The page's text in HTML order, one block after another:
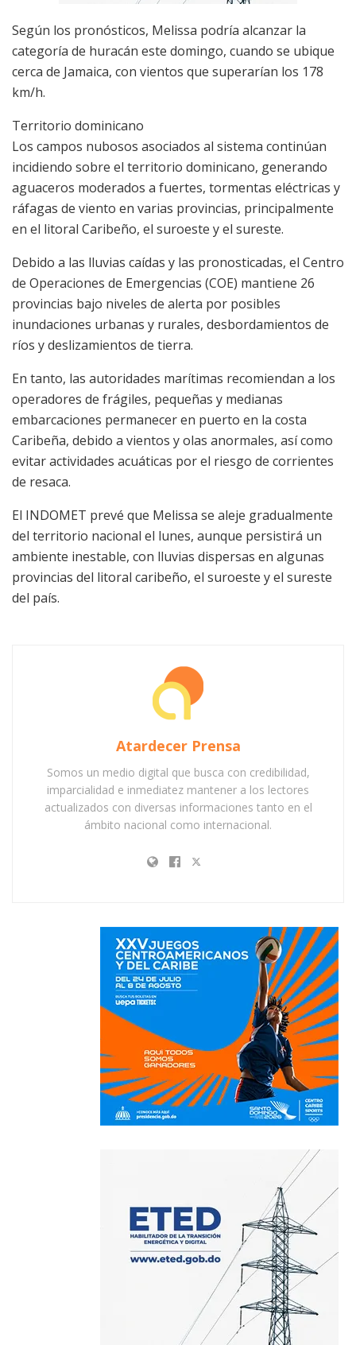
Según los pronósticos, Melissa podría alcanzar la
categoría de huracán este domingo, cuando se ubique
cerca de Jamaica, con vientos que superarían los 178
km/h.
Territorio dominicano
Los campos nubosos asociados al sistema continúan
incidiendo sobre el territorio dominicano, generando
aguaceros moderados a fuertes, tormentas eléctricas y
ráfagas de viento en varias provincias, principalmente
en el litoral Caribeño, el suroeste y el sureste.
Debido a las lluvias caídas y las pronosticadas, el Centro
de Operaciones de Emergencias (COE) mantiene 26
provincias bajo niveles de alerta por posibles
inundaciones urbanas y rurales, desbordamientos de
ríos y deslizamientos de tierra.
En tanto, las autoridades marítimas recomiendan a los
operadores de frágiles, pequeñas y medianas
embarcaciones permanecer en puerto en la costa
Caribeña, debido a vientos y olas anormales, así como
evitar actividades acuáticas por el riesgo de corrientes
de resaca.
El INDOMET prevé que Melissa se aleje gradualmente
del territorio nacional el lunes, aunque persistirá un
ambiente inestable, con lluvias dispersas en algunas
provincias del litoral caribeño, el suroeste y el sureste
del país.
Atardecer Prensa
Somos un medio digital que busca con credibilidad,
imparcialidad e inmediatez mantener a los lectores
actualizados con diversas informaciones tanto en el
ámbito nacional como internacional.